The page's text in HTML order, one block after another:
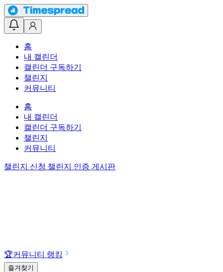
홈
내 캘린더
캘린더 구독하기
챌린지
커뮤니티
홈
내 캘린더
캘린더 구독하기
챌린지
커뮤니티
챌린지 신청 챌린지 인증 게시판
🏆커뮤니티 랭킹
즐겨찾기